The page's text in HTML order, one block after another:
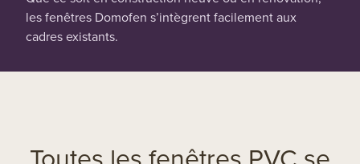
les fenêtres Domofen s’intègrent facilement aux
cadres existants.